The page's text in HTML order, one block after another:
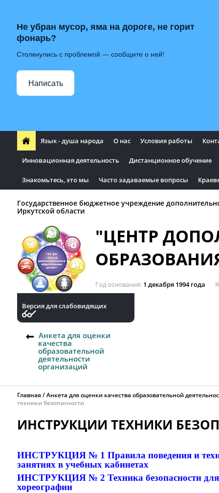
Не убран мусор, яма на дороге, не горит
фонарь?
Столкнулись с проблемой — сообщите о ней!
Написать
Язык - душа народа О нас Условия работы
Инновационная деятельность Дистанционное обучение
Знакомьтесь, это мы Часто задаваемые вопросы
Государственное бюджетное учреждение
Иркутской области
"ЦЕНТР
Год основания 1 декабря 1994 года
Версия для слабовидящих
Анкета для оценки
качества
образовательной
деятельности
организаций
Главная
Анкета для оценки качества образовательной
техники безопасности
ИНСТРУКЦИИ ТЕХНИКИ
ИНСТРУКЦИЯ № 1 Правила поведения и
занятиях в учебных кабинетах
ИНСТРУКЦИЯ № 2 Техника безопасности
хореографии